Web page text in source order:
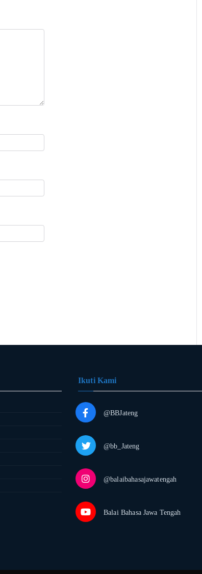
Ikuti Kami
@BBJateng
@bb_Jateng
@balaibahasajawatengah
Balai Bahasa Jawa Tengah